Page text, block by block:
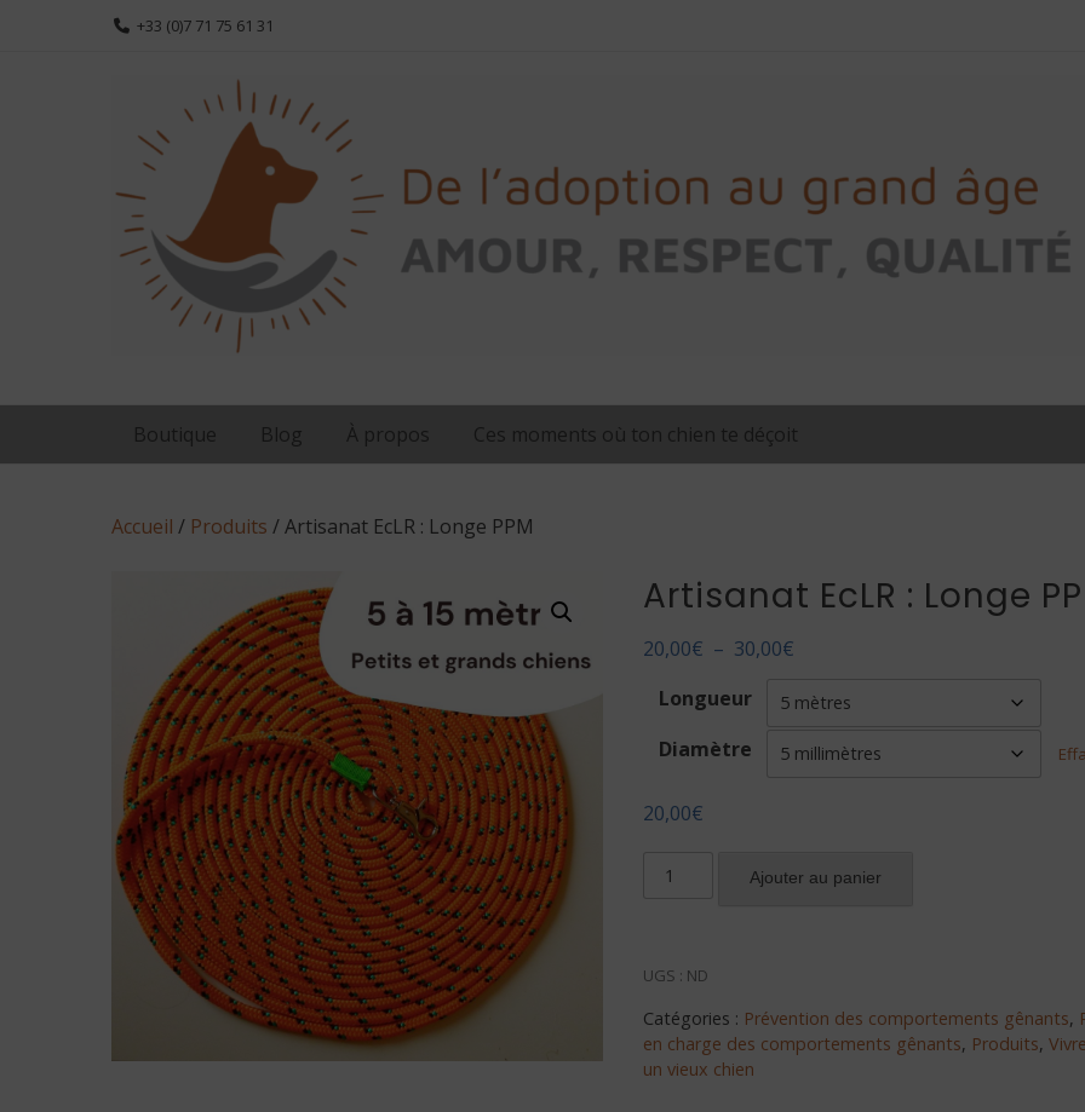
+33 (0)7 71 75 61 31
Boutique Blog À propos Ces moments où ton chien te déçoit
Accueil / Produits / Artisanat EcLR : Longe PPM
Artisanat EcLR : Longe
20,00€ – 30,00€
prix :
à
Longueur
Diamètre
20,00€
quantité
:
Longe
PPM
Ajouter au panier
UGS : ND
Catégories : Prévention des comportements gênants,
en charge des comportements gênants, Produits,
un vieux chien